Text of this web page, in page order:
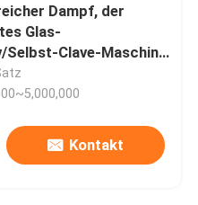
Dampf, der
Glas-
Selbst-Clave-Maschine
Kontakt